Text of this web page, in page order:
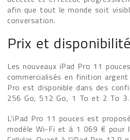
afin que tout le monde soit
conversation.
Prix et disponibilité
Les nouveaux iPad Pro 11
commercialisés en finition
Pro est disponible dans des
256 Go, 512 Go, 1 To et 2 To 3.
L'iPad Pro 11 pouces est
modèle Wi-Fi et à 1 069 € pour